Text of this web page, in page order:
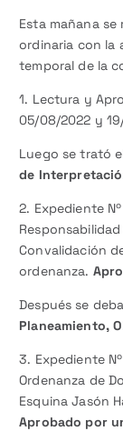
Esta mañana
ordinaria con la
temporal de la
1. Lectura y
05/08/2022 y
Luego se trató
de
2. Expediente
Convalidación
ordenanza.
Después se
Planeamiento,
3. Expediente
Ordenanza de
Esquina Jasón
Aprobado por